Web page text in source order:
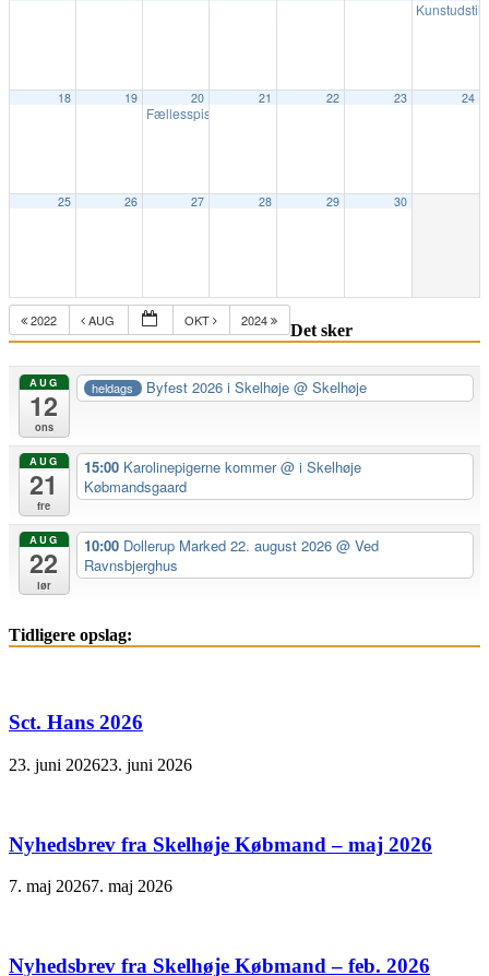
18 19 20
Fællesspisning 20. sept.
21 22 23 24
25 26 27 28 29 30
2022 AUG OKT 2024
Det sker
AUG
12
ons
heldags Byfest 2026 i Skelhøje@ Skelhøje
AUG
21
fre
15:00 Karolinepigerne kommer@ i Skelhøje
Købmandsgaard
AUG
22
lør
10:00 Dollerup Marked 22. august 2026 @ Ved
Ravnsbjerghus
Tidligere opslag:
Sct. Hans 2026
23. juni 202623. juni 2026
Nyhedsbrev fra Skelhøje Købmand – maj 2026
7. maj 20267. maj 2026
Nyhedsbrev fra Skelhøje Købmand – feb. 2026